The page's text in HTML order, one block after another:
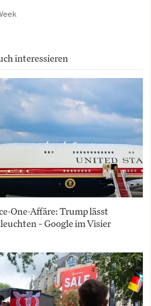
interessieren
One-Affäre: Trump lässt
– Google im Visier